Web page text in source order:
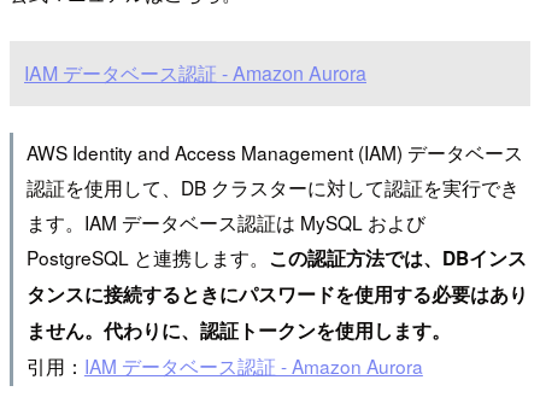
IAM データベース認証 - Amazon Aurora
AWS Identity and Access Management (IAM) データベース
認証を使用して、DB クラスターに対して認証を実行でき
ます。IAM データベース認証は MySQL および
PostgreSQL と連携します。 この認証方法では、DBインス
タンスに接続するときにパスワードを使用する必要はあり
ません。代わりに、認証トークンを使用します。
引用： IAM データベース認証 - Amazon Aurora